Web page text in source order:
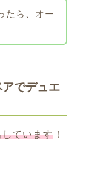
たら、オー
アでデュエ
ています！